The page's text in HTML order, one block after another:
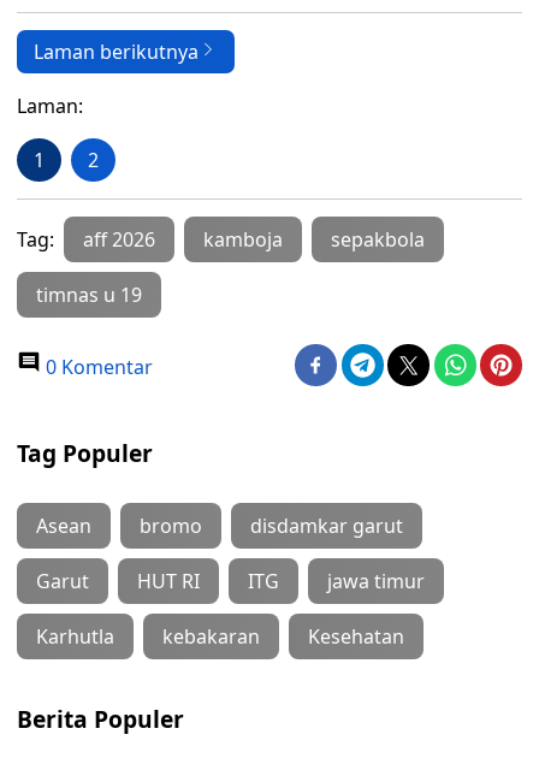
Laman berikutnya
Laman:
1 2
Tag: aff 2026 kamboja sepakbola
timnas u 19
0 Komentar
Tag Populer
Asean bromo disdamkar garut
Garut HUT RI ITG jawa timur
Karhutla kebakaran Kesehatan
Berita Populer